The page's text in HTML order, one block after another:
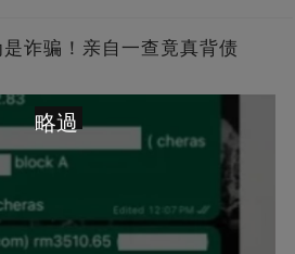
诈骗！亲自一查竟真背债
略過